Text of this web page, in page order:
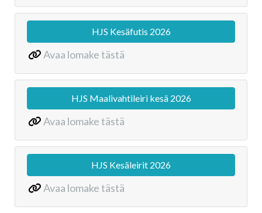
HJS Kesäfutis 2026
Avaa lomake tästä
HJS Maalivahtileiri kesä 2026
Avaa lomake tästä
HJS Kesäleirit 2026
Avaa lomake tästä